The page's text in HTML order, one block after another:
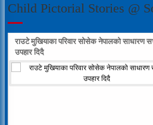
स्वास्थ्य
Individual
Child Pictorial Stories @
राउटे मुखियाका परिवार सोसेक नेपालको साधारण
उपहार दिदै